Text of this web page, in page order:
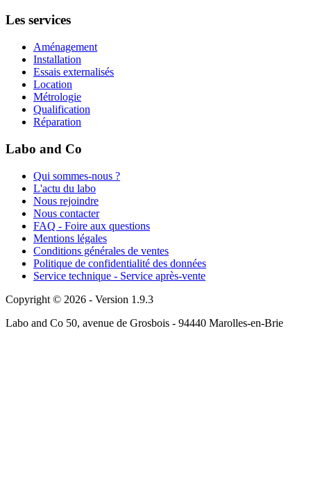
Les services
Aménagement
Installation
Essais externalisés
Location
Métrologie
Qualification
Réparation
Labo and Co
Qui sommes-nous ?
L'actu du labo
Nous rejoindre
Nous contacter
FAQ - Foire aux questions
Mentions légales
Conditions générales de ventes
Politique de confidentialité des données
Service technique - Service après-vente
Copyright © 2026 - Version 1.9.3
Labo and Co 50, avenue de Grosbois - 94440 Marolles-en-Brie